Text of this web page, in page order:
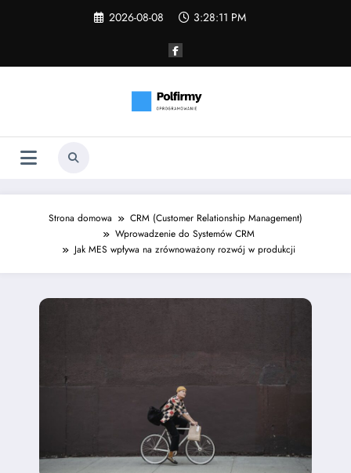
2026-08-08 3:28:12 PM
Strona domowa
CRM (Customer Relationship Management)
Wprowadzenie do Systemów CRM
Jak MES wpływa na zrównoważony rozwój w produkcji